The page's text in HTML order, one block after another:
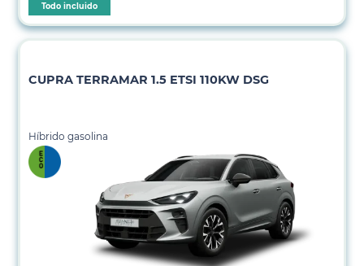
Todo incluido
CUPRA TERRAMAR 1.5 ETSI 110KW DSG
Híbrido gasolina